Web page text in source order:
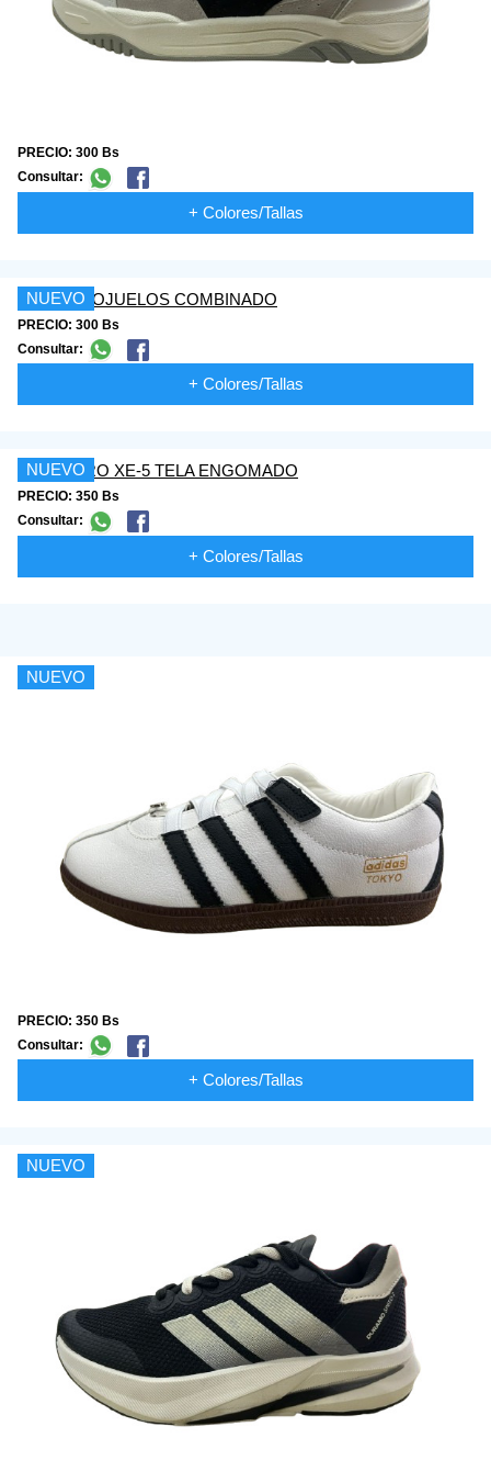
PRECIO: 300 Bs
Consultar:
+ Colores/Tallas
NUEVO
PRECIO: 300 Bs
Consultar:
+ Colores/Tallas
NUEVO
PRECIO: 350 Bs
Consultar:
+ Colores/Tallas
NUEVO
PRECIO: 350 Bs
Consultar:
+ Colores/Tallas
NUEVO